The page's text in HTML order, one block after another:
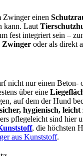
Zwinger einen
kann. Laut
fest integriert sein –
Zwinger oder als direkt
nicht nur einen Beton-
über eine
auf dem der Hund
hygienisch, leicht
pflegeleicht sind hier
, die höchsten
aus Kunststoff.